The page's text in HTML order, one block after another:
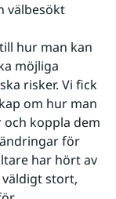
välbesökt
hur man kan
möjliga
risker. Vi fick
om hur man
koppla dem
för
har hört av
stort,